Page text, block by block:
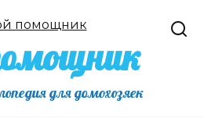
для домохозяек